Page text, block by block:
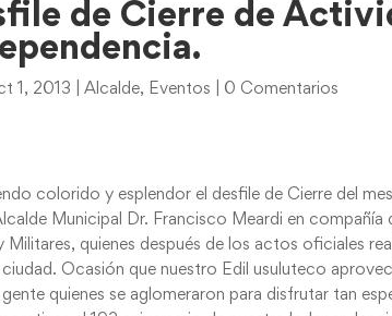
de Cierre de
1, 2013 |Alcalde, Eventos 0 Comentarios
colorido y esplendor el desfile de Cierre del
Municipal Dr. Francisco Meardi en
Militares, quienes después de los actos oficiales
ciudad. Ocasión que nuestro Edil usuluteco
quienes se aglomeraron para disfrutar tan